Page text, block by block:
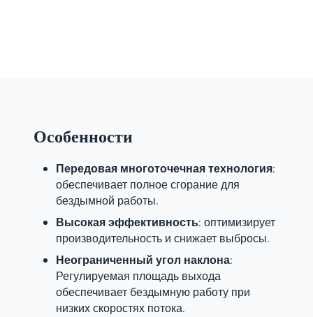
Особенности
Передовая многоточечная технология:
обеспечивает полное сгорание для
бездымной работы.
Высокая эффективность: оптимизирует
производительность и снижает выбросы.
Неограниченный угол наклона:
Регулируемая площадь выхода
обеспечивает бездымную работу при
низких скоростях потока.